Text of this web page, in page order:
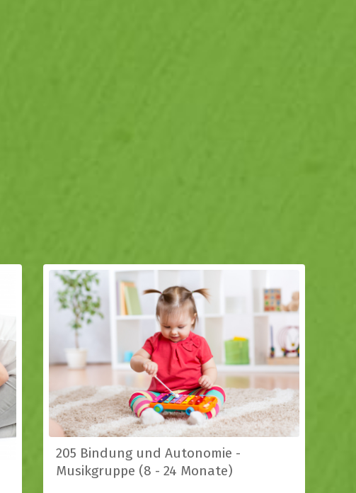
205 Bindung und Autonomie -
Musikgruppe (8 - 24 Monate)